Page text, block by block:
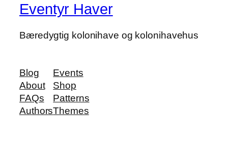
Eventyr Haver
Bæredygtig kolonihave og kolonihavehus
Blog
About
FAQs
Authors
Events
Shop
Patterns
Themes